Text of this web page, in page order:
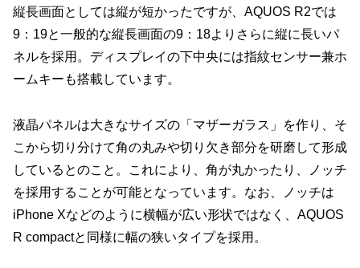
縦長画面としては縦が短かったですが、AQUOS R2では
9：19と一般的な縦長画面の9：18よりさらに縦に長いパ
ネルを採用。ディスプレイの下中央には指紋センサー兼ホ
ームキーも搭載しています。
液晶パネルは大きなサイズの「マザーガラス」を作り、そ
こから切り分けて角の丸みや切り欠き部分を研磨して形成
しているとのこと。これにより、角が丸かったり、ノッチ
を採用することが可能となっています。なお、ノッチは
iPhone Xなどのように横幅が広い形状ではなく、AQUOS
R compactと同様に幅の狭いタイプを採用。